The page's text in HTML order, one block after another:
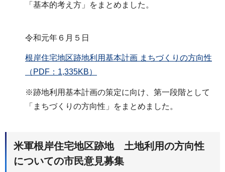
「基本的考え方」をまとめました。
令和元年６月５日
根岸住宅地区跡地利用基本計画 まちづくりの方向性
（PDF：1,335KB）
※跡地利用基本計画の策定に向け、第一段階として
「まちづくりの方向性」をまとめました。
米軍根岸住宅地区跡地 土地利用の方向性
についての市民意見募集